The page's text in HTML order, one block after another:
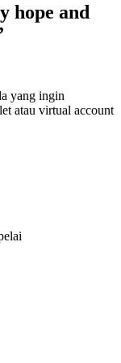
hope and
yang ingin
atau virtual account